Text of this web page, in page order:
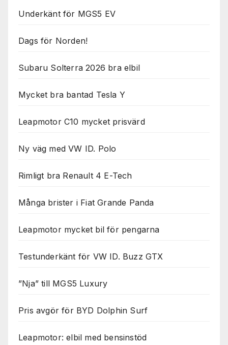
Underkänt för MGS5 EV
Dags för Norden!
Subaru Solterra 2026 bra elbil
Mycket bra bantad Tesla Y
Leapmotor C10 mycket prisvärd
Ny väg med VW ID. Polo
Rimligt bra Renault 4 E-Tech
Många brister i Fiat Grande Panda
Leapmotor mycket bil för pengarna
Testunderkänt för VW ID. Buzz GTX
”Nja” till MGS5 Luxury
Pris avgör för BYD Dolphin Surf
Leapmotor: elbil med bensinstöd